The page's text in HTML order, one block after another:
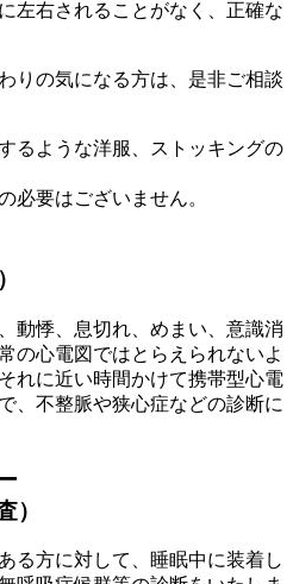
左右されることがなく、正確な
りの気になる方は、是非ご相談
るような洋服、ストッキングの
必要はございません。
動悸、息切れ、めまい、意識消
の心電図ではとらえられないよ
れに近い時間かけて携帯型心電
、不整脈や狭心症などの診断に
）
る方に対して、睡眠中に装着し